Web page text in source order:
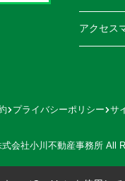
アクセス
プライバシーポリシー サ
会社小川不動産事務所 All